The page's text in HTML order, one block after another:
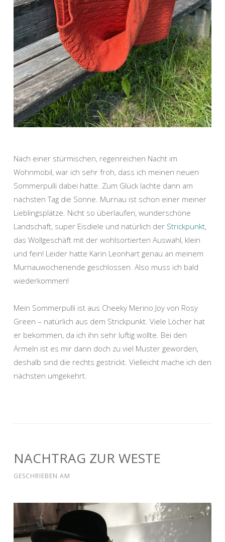
Nach einer stürmischen, regenreichen Nacht im
Wohnmobil, war ich sehr froh, dass ich meinen neuen
Sommerpulli dabei hatte. Zum Glück lachte dann am
nächsten Tag die Sonne. Murnau ist schon einer meiner
Lieblingsplätze. Nicht so überlaufen, wunderschöne
Landschaft, super Eisdiele und natürlich der Strickpunkt,
das Wollgeschäft mit der wohlsortierten Auswahl, klein
und fein! Leider hatte Karin Leonhart genau an meinem
Murnauwochenende geschlossen. Also muss ich bald
wiederkommen!
Mein Sommerpulli ist aus Cheeky Merino Joy von Rosy
Green – natürlich aus dem Strickpunkt. Viele Löcher hat
er bekommen, da ich ihn sehr luftig wollte. Bei den
Ärmeln ist es mir dann doch zu viel Muster geworden,
deshalb sind die rechts gestrickt. Vielleicht mache ich den
nächsten umgekehrt.
NACHTRAG ZUR WESTE
GESCHRIEBEN AM